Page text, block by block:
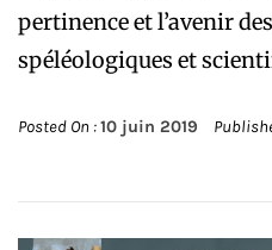
pertinence et l’avenir
spéléologiques et
Posted On :10 juin 2019